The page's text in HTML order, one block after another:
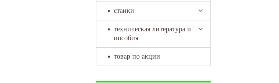
станки
техническая литература и
пособия
товар по акции